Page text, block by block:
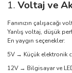
1. Voltaj ve
Fanınızın çalışacağı
Yanlış voltaj, düşük
En yaygın seçenekler:
5V → Küçük elektronik
12V → Bilgisayar ve